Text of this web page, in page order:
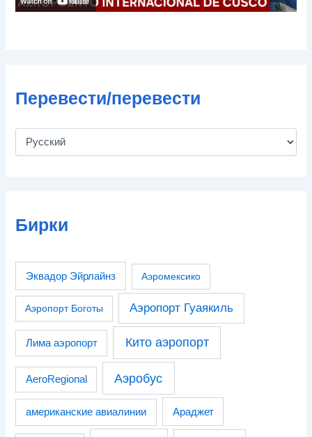
Перевести/перевести
Бирки
Эквадор Эйрлайнз Аэромексико
Аэропорт Боготы Аэропорт Гуаякиль
Лима аэропорт Кито аэропорт
AeroRegional Аэробус
американские авиалинии Араджет